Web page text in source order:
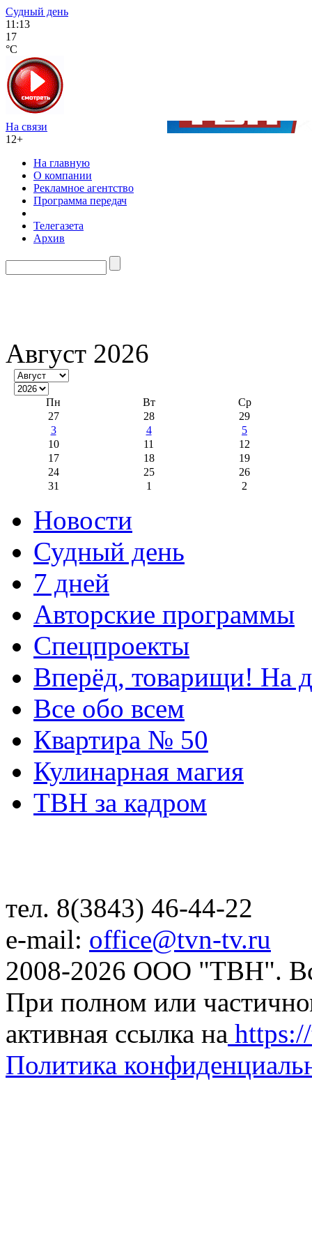
Судный день
11:13
17
°C
На связи
12+
На главную
О компании
Рекламное агентство
Программа передач
Телегазета
Архив
Август 2026
Пн Вт
Ср
27
28
29
3
4
5
10
11
12
17
18
19
24
25
26
31
1 2
Новости
Судный день
7 дней
Авторские программы
Спецпроекты
Вперёд, товарищи! На
Все обо всем
Квартира № 50
Кулинарная магия
ТВН за кадром
тел. 8(3843) 46-44-22
e-mail: office@tvn-tv.ru
2008-2026 ООО "ТВН".
При полном или
активная ссылка на
Политика